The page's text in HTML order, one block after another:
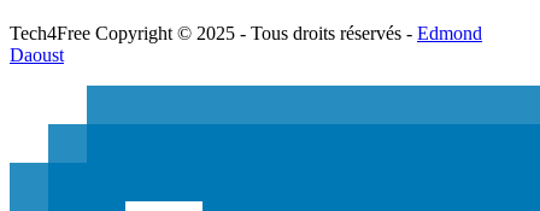
Tech4Free Copyright © 2025 - Tous droits réservés - Edmond
Daoust